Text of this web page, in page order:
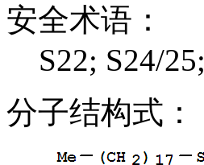
安全术语：
S22; S24/25;
分子结构式：